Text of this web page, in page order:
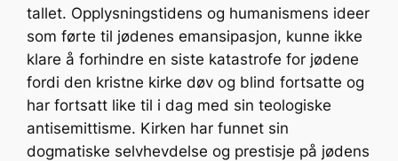
tallet. Opplysningstidens og humanismens ideer
som førte til jødenes emansipasjon, kunne ikke
klare å forhindre en siste katastrofe for jødene
fordi den kristne kirke døv og blind fortsatte og
har fortsatt like til i dag med sin teologiske
antisemittisme. Kirken har funnet sin
dogmatiske selvhevdelse og prestisje på jødens